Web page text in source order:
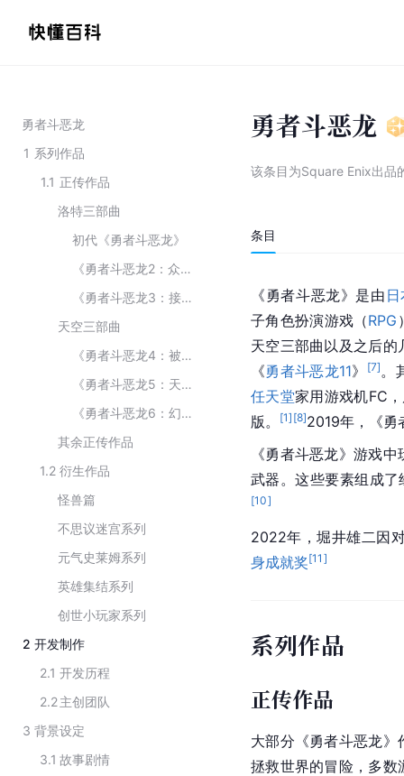
勇者斗恶龙
1 系列作品
1.1 正传作品
洛特三部曲
初代《勇者斗恶龙》
《勇者斗恶龙2：众神的恶灵》
《勇者斗恶龙3：接着迈向传说》
天空三部曲
《勇者斗恶龙4：被引导的人们》
《勇者斗恶龙5：天空的新娘》
《勇者斗恶龙6：幻之大地》
其余正传作品
1.2 衍生作品
怪兽篇
不思议迷宫系列
元气史莱姆系列
英雄集结系列
创世小玩家系列
2 开发制作
2.1 开发历程
2.2主创团队
3 背景设定
3.1 故事剧情
勇者斗恶龙
该条目为Square Enix出品
条目
《勇者斗恶龙》是由
子角色扮演游戏（RPG
天空三部曲以及之后
《勇者斗恶龙11》 [7] 。
任天堂家用游戏机FC
版。
[1] [8]2019年，《勇
《勇者斗恶龙》游戏
武器。这些要素组成
[10]
2022年，堀井雄二因
身成就奖[11 ]
系列作品
正传作品
大部分《勇者斗恶龙
拯救世界的冒险，多数